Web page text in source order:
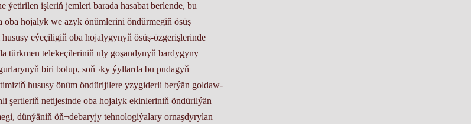
işleriň jemleri barada hasabat berlende, bu
oba hojalyk we azyk önümlerini öndürmegiň ösüş
eýeçiligiň oba hojalygynyň ösüş-özgerişlerinde
türkmen telekeçileriniň uly goşandynyň bardygyny
biri bolup, soň¬ky ýyllarda bu pudagyň
hususy önüm öndürijilere yzygiderli berýän goldaw-
şertleriň netijesinde oba hojalyk ekinleriniň öndürilýän
dünýäniň öň¬debaryjy tehnologiýalary ornaşdyrylan